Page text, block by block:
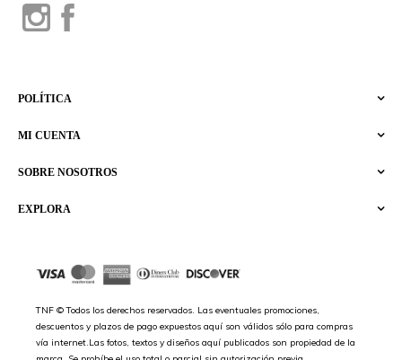
EXPLORA
SOBRE NOSOTROS
MI CUENTA
POLÍTICA
TNF © Todos los derechos reservados. Las eventuales promociones,
descuentos y plazos de pago expuestos aquí son válidos sólo para compras
vía internet.Las fotos, textos y diseños aquí publicados son propiedad de la